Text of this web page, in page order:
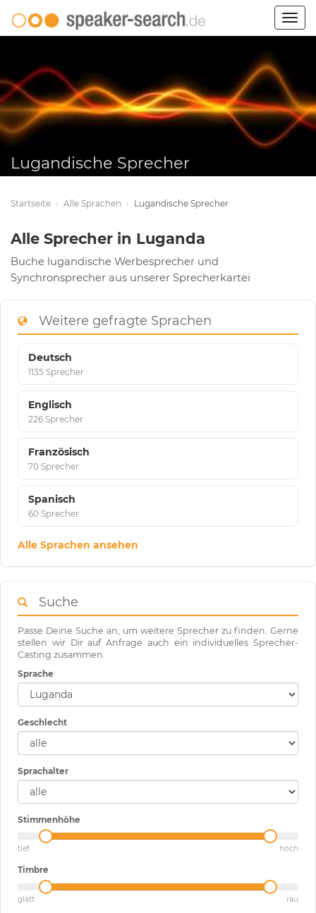
Lugandische Sprecher
Startseite › Alle Sprachen › Lugandische Sprecher
Alle Sprecher in Luganda
Buche lugandische Werbesprecher und
Synchronsprecher aus unserer Sprecherkartei
Weitere gefragte Sprachen
Deutsch
1135 Sprecher
Englisch
226 Sprecher
Französisch
70 Sprecher
Spanisch
60 Sprecher
Alle Sprachen ansehen
Suche
Passe Deine Suche an, um weitere Sprecher zu finden. Gerne
stellen wir Dir auf Anfrage auch ein individuelles Sprecher-
Casting zusammen.
Sprache
Geschlecht
Sprachalter
Stimmenhöhe
tief hoch
Timbre
glatt rau